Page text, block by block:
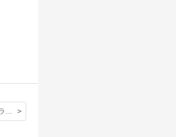
読売新聞オンラインに本校HP動画コーナーについての紹介記事が掲載されました。